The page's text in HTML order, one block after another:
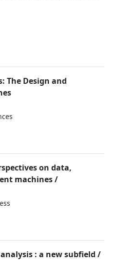
The Design and
on data,
machines /
: a new subfield /